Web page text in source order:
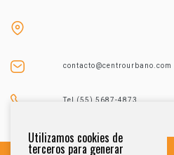
contacto@centrourbano.com
Tel (55) 5687-4873
Utilizamos cookies de
terceros para generar